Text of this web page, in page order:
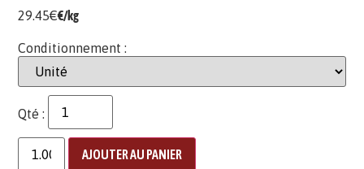
29.45€€/kg
Conditionnement :
Qté :
AJOUTER AU PANIER